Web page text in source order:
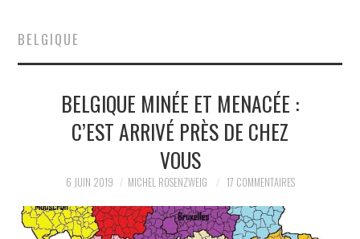
BRÈVES
JURIDIQUE
POLITIQUE
HISTOIRE
CULTURE
BELGIQUE
BELGIQUE MINÉE ET MENACÉE :
C’EST ARRIVÉ PRÈS DE CHEZ
VOUS
6 JUIN 2019 MICHEL ROSENZWEIG 17 COMMENTAIRES